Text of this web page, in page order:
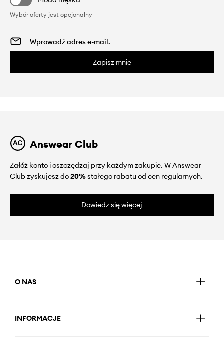
Wybór oferty jest opcjonalny
Zapisz mnie
Answear Club
Załóż konto i oszczędzaj przy każdym zakupie. W Answear
Club zyskujesz do20%stałego rabatu od cen regularnych.
Dowiedz się więcej
O NAS
INFORMACJE